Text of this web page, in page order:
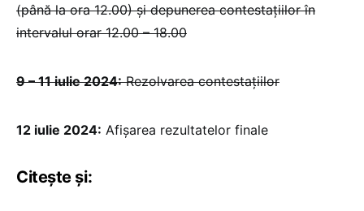
(până la ora 12.00) și depunerea contestațiilor în
intervalul orar 12.00 – 18.00
9 – 11 iulie 2024:Rezolvarea contestațiilor
12 iulie 2024: Afișarea rezultatelor finale
Citește și: